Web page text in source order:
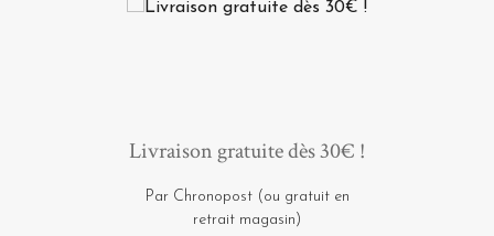
Livraison gratuite dès 30€ !
Par Chronopost (ou gratuit en
retrait magasin)